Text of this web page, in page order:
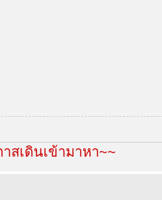
สเดินเข้ามาหา~~